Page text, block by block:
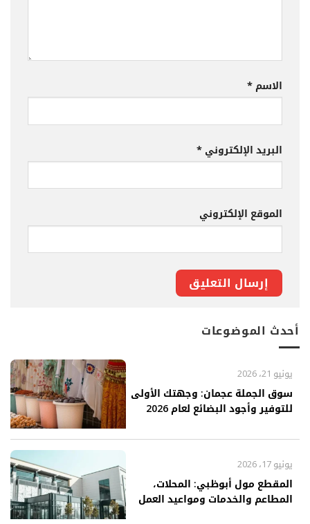
الاسم*
البريد الإلكتروني*
الموقع الإلكتروني
أحدث الموضوعات
سوق الجملة عجمان: وجهتك الأولى
للتوفير وأجود البضائع لعام 2026
يونيو 21، 2026
المقطع مول أبوظبي: المحلات،
المطاعم والخدمات ومواعيد العمل
يونيو 17، 2026